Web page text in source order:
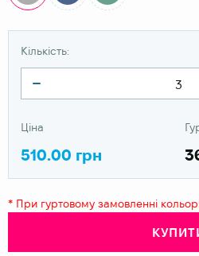
Кількість:
Ціна
510.00 грн
* При гуртовому замовленні